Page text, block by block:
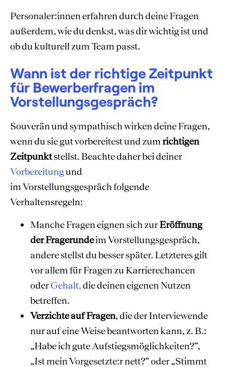
Personaler:innen erfahren durch deine Fragen
außerdem, wie du denkst, was dir wichtig ist und
ob du kulturell zum Team passt.
Wann ist der richtige Zeitpunkt
für Bewerberfragen im
Vorstellungsgespräch?
Souverän und sympathisch wirken deine Fragen,
wenn du sie gut vorbereitest und zum richtigen
Zeitpunktstellst. Beachte daher bei deiner
Vorbereitungund
im Vorstellungsgespräch folgende
Verhaltensregeln:
Manche Fragen eignen sich zurEröffnung
der Fragerundeim Vorstellungsgespräch,
andere stellst du besser später. Letzteres gilt
vor allem für Fragen zu Karrierechancen
oderGehalt,die deinen eigenen Nutzen
betreffen.
Verzichte auf Fragen, die der Interviewende
nur auf eine Weise beantworten kann, z. B.:
„Habe ich gute Aufstiegsmöglichkeiten?“,
„Ist mein Vorgesetzte:r nett?“ oder „Stimmt